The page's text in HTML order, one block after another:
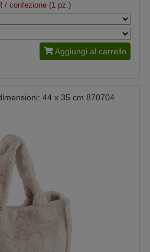
/ confezione (1 pz.)
Aggiungi al carrello
44 x 35 cm 870704